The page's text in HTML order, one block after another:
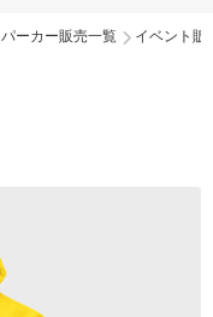
パーカー販売一覧 イベント販